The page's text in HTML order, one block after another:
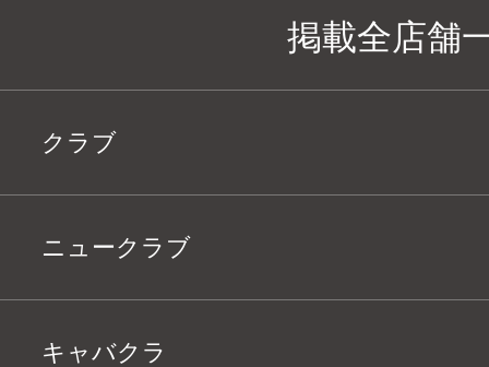
掲載全店舗
クラブ
ニュークラブ
キャバクラ